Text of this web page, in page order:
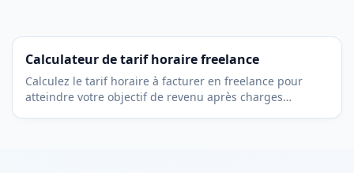
Calculateur de tarif horaire freelance
Calculez le tarif horaire à facturer en freelance pour
atteindre votre objectif de revenu après charges